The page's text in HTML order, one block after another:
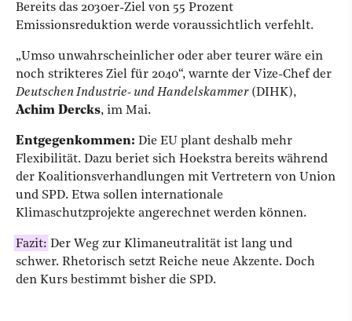
Bereits das 2030er-Ziel von 55 Prozent
Emissionsreduktion werde voraussichtlich verfehlt.
„Umso unwahrscheinlicher oder aber teurer wäre ein
noch strikteres Ziel für 2040“, warnte der Vize-Chef der
Deutschen Industrie- und Handelskammer(DIHK),
Achim Dercks, im Mai.
Entgegenkommen: Die EU plant deshalb mehr
Flexibilität. Dazu beriet sich Hoekstra bereits während
der Koalitionsverhandlungen mit Vertretern von Union
und SPD. Etwa sollen internationale
Klimaschutzprojekte angerechnet werden können.
Fazit: Der Weg zur Klimaneutralität ist lang und
schwer. Rhetorisch setzt Reiche neue Akzente. Doch
den Kurs bestimmt bisher die SPD.